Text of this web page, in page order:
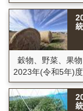
穀物、野菜、果
2023年(令和5年)